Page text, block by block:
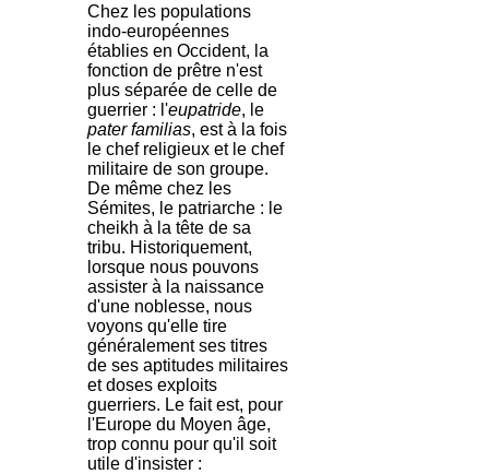
Chez les populations
indo-européennes
établies en Occident, la
fonction de prêtre n'est
plus séparée de celle de
guerrier : l'eupatride, le
pater familias, est à la fois
le chef religieux et le chef
militaire de son groupe.
De même chez les
Sémites, le patriarche : le
cheikh à la tête de sa
tribu. Historiquement,
lorsque nous pouvons
assister à la naissance
d'une noblesse, nous
voyons qu'elle tire
généralement ses titres
de ses aptitudes militaires
et doses exploits
guerriers. Le fait est, pour
l'Europe du Moyen âge,
trop connu pour qu'il soit
utile d'insister :